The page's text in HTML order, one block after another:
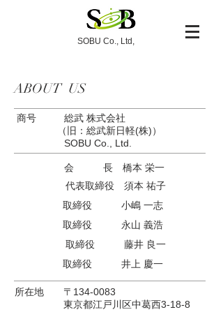
​SOBU Co., Ltd,
ABOUT ​US
商号 総武 株式会社
（旧：総武新日軽(株)）
​ SOBU Co., Ltd.
会 長 橋本 栄一
代表取締役 須本 祐子
取締役 小嶋 一志
取締役 永山 義浩
取締役 藤井 良一
取締役 井上 慶一
所在地 〒134-0083
東京都江戸川区中葛西3-18-8